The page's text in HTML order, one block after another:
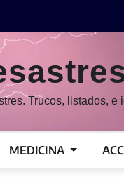
Trucos, listados, e
MEDICINA